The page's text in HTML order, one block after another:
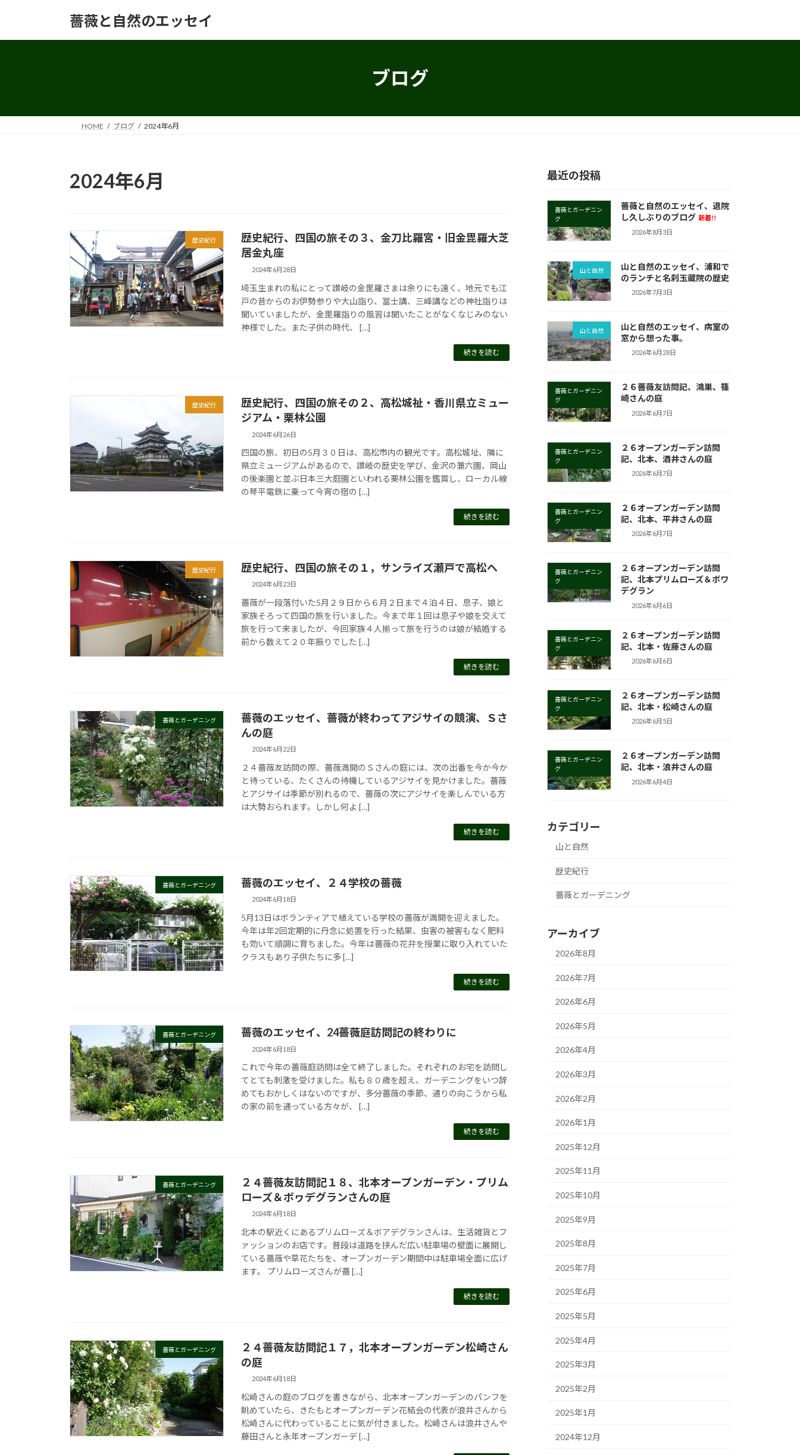
薔薇と自然のエッセイ
ブログ
HOME ブログ 2024年6月
2024年6月
歴史紀行
歴史紀行、四国の旅その３、金刀比羅宮・旧金毘羅大芝
居金丸座
2024年6月28日
埼玉生まれの私にとって讃岐の金毘羅さまは余りにも遠く、地元でも江
戸の昔からのお伊勢参りや大山詣り、冨士講、三峰講などの神社詣りは
聞いていましたが、金毘羅詣りの風習は聞いたことがなくなじみのない
神様でした。また子供の時代、 […]
続きを読む
歴史紀行
歴史紀行、四国の旅その２、高松城祉・香川県立ミュー
ジアム・栗林公園
2024年6月26日
四国の旅、初日の5月３０日は、高松市内の観光です。高松城址、隣に
県立ミュージアムがあるので、讃岐の歴史を学び、金沢の兼六園、岡山
の後楽園と並ぶ日本三大庭園といわれる栗林公園を鑑賞し、ローカル線
の琴平電鉄に乗って今宵の宿の […]
続きを読む
歴史紀行 歴史紀行、四国の旅その１，サンライズ瀬戸で高松へ
2024年6月23日
薔薇が一段落付いた5月２９日から６月２日まで４泊４日、息子、娘と
家族そろって四国の旅を行いました。今まで年１回は息子や娘を交えて
旅を行って来ましたが、今回家族４人揃って旅を行うのは娘が結婚する
前から数えて２０年振りでした […]
続きを読む
薔薇とガーデニング
薔薇のエッセイ、薔薇が終わってアジサイの競演、Ｓさ
んの庭
2024年6月22日
２４薔薇友訪問の際、薔薇満開のＳさんの庭には、次の出番を今か今か
と待っている、たくさんの待機しているアジサイを見かけました。薔薇
とアジサイは季節が別れるので、薔薇の次にアジサイを楽しんでいる方
は大勢おられます。しかし何よ […]
続きを読む
薔薇とガーデニング 薔薇のエッセイ、２４学校の薔薇
2024年6月18日
5月13日はボランティアで植えている学校の薔薇が満開を迎えました。
今年は年2回定期的に丹念に処置を行った結果、虫害の被害もなく肥料
も効いて順調に育ちました。今年は薔薇の花弁を授業に取り入れていた
クラスもあり子供たちに多 […]
続きを読む
薔薇とガーデニング 薔薇のエッセイ、24薔薇庭訪問記の終わりに
2024年6月18日
これで今年の薔薇庭訪問は全て終了しました。それぞれのお宅を訪問し
てとても刺激を受けました。私も８０歳を超え、ガーデニングをいつ辞
めてもおかしくはないのですが、多分薔薇の季節、通りの向こうから私
の家の前を通っている方々が、 […]
続きを読む
薔薇とガーデニング
２４薔薇友訪問記１８、北本オープンガーデン・プリム
ローズ＆ボヮデグランさんの庭
2024年6月18日
北本の駅近くにあるプリムローズ＆ボアデグランさんは、生活雑貨とフ
ァッションのお店です。普段は道路を挟んだ広い駐車場の壁面に展開し
ている薔薇や草花たちを、オープンガーデン期間中は駐車場全面に広げ
ます。 プリムローズさんが薔 […]
続きを読む
薔薇とガーデニング
２４薔薇友訪問記１７，北本オープンガーデン松崎さん
の庭
2024年6月18日
松崎さんの庭のブログを書きながら、北本オープンガーデンのパンフを
眺めていたら、きたもとオープンガーデン花結会の代表が浪井さんから
松崎さんに代わっていることに気が付きました。松崎さんは浪井さんや
藤田さんと永年オープンガーデ […]
最近の投稿
薔薇とガーデニン
グ
薔薇と自然のエッセイ、退院
し久しぶりのブログ 新着!!
2026年8月3日
山と自然
山と自然のエッセイ、浦和で
のランチと名刹玉蔵院の歴史
2026年7月3日
山と自然
山と自然のエッセイ、病室の
窓から想った事。
2026年6月28日
薔薇とガーデニン
グ
２６薔薇友訪問記、鴻巣、篠
崎さんの庭
2026年6月7日
薔薇とガーデニン
グ
２６オープンガーデン訪問
記、北本、酒井さんの庭
2026年6月7日
薔薇とガーデニン
グ
２６オープンガーデン訪問
記、北本、平井さんの庭
2026年6月7日
薔薇とガーデニン
グ
２６オープンガーデン訪問
記、北本プリムローズ＆ボワ
デグラン
2026年6月6日
薔薇とガーデニン
グ
２６オープンガーデン訪問
記、北本・佐藤さんの庭
2026年6月6日
薔薇とガーデニン
グ
２６オープンガーデン訪問
記、北本・松崎さんの庭
2026年6月5日
薔薇とガーデニン
グ
２６オープンガーデン訪問
記、北本・浪井さんの庭
2026年6月4日
カテゴリー
山と自然
歴史紀行
薔薇とガーデニング
アーカイブ
2026年8月
2026年7月
2026年6月
2026年5月
2026年4月
2026年3月
2026年2月
2026年1月
2025年12月
2025年11月
2025年10月
2025年9月
2025年8月
2025年7月
2025年6月
2025年5月
2025年4月
2025年3月
2025年2月
2025年1月
2024年12月